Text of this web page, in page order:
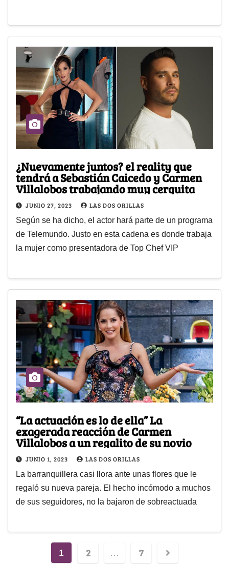
¿Nuevamente juntos? el reality que
tendrá a Sebastián Caicedo y Carmen
Villalobos trabajando muy cerquita
JUNIO 27, 2023 LAS DOS ORILLAS
Según se ha dicho, el actor hará parte de un programa
de Telemundo. Justo en esta cadena es donde trabaja
la mujer como presentadora de Top Chef VIP
“La actuación es lo de ella” La
exagerada reacción de Carmen
Villalobos a un regalito de su novio
JUNIO 1, 2023 LAS DOS ORILLAS
La barranquillera casi llora ante unas flores que le
regaló su nueva pareja. El hecho incómodo a muchos
de sus seguidores, no la bajaron de sobreactuada
1 2 … 7